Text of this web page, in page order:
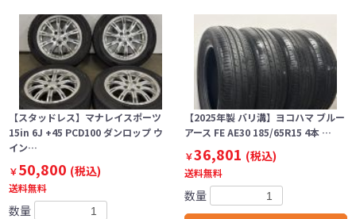
【スタッドレス】マナレイスポーツ
15in 6J +45 PCD100 ダンロップ ウ
イン…
￥50,800 (税込)
送料無料
数量
【2025年製 バリ溝】ヨコハマ ブルー
アース FE AE30 185/65R15 4本 …
￥36,801 (税込)
送料無料
数量